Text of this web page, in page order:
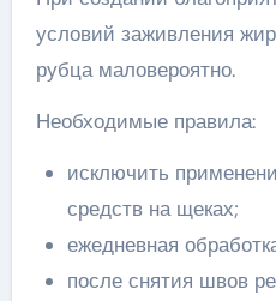
условий заживления
рубца маловероятно.
Необходимые правила:
исключить
средств на щеках;
ежедневная
после снятия швов